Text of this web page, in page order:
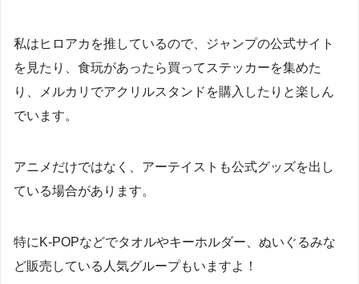
私はヒロアカを推しているので、ジャンプの公式サイト
を見たり、食玩があったら買ってステッカーを集めた
り、メルカリでアクリルスタンドを購入したりと楽しん
でいます。
アニメだけではなく、アーテイストも公式グッズを出し
ている場合があります。
特にK-POPなどでタオルやキーホルダー、ぬいぐるみな
ど販売している人気グループもいますよ！